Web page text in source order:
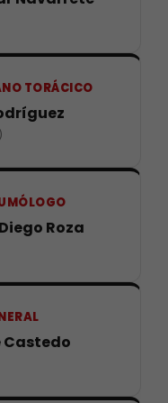
TORÁCICO
Roza
Castedo